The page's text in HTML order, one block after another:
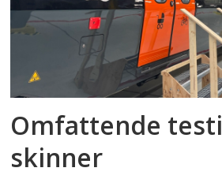
Omfattende
skinner